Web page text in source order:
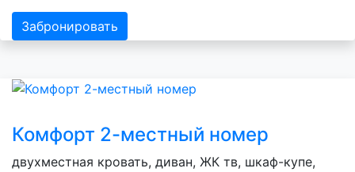
Забронировать
Комфорт 2-местный номер
двухместная кровать, диван, ЖК тв, шкаф-купе,